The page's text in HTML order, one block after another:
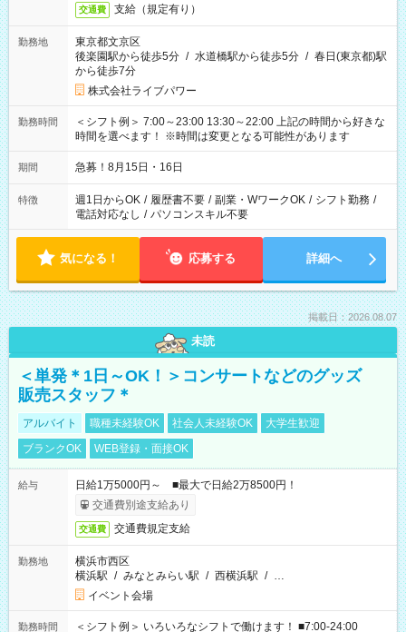
交通費 支給（規定有り）
勤務地
東京都文京区
後楽園駅から徒歩5分 / 水道橋駅から徒歩5分 / 春日(東京都)駅
から徒歩7分
株式会社ライブパワー
勤務時間
＜シフト例＞ 7:00～23:00 13:30～22:00 上記の時間から好きな
時間を選べます！ ※時間は変更となる可能性があります
期間 急募！8月15日・16日
特徴 週1日からOK / 履歴書不要 / 副業・WワークOK / シフト勤務 /
電話対応なし / パソコンスキル不要
気になる！ 応募する 詳細へ
掲載日：2026.08.07
未読
＜単発＊1日～OK！＞コンサートなどのグッズ
販売スタッフ＊
アルバイト 職種未経験OK 社会人未経験OK
大学生歓迎
ブランクOK
WEB登録・面接OK
給与
日給1万5000円～ ■最大で日給2万8500円！
交通費別途支給あり
交通費 交通費規定支給
勤務地
横浜市西区
横浜駅 / みなとみらい駅 / 西横浜駅 / …
イベント会場
勤務時間 ＜シフト例＞ いろいろなシフトで働けます！ ■7:00-24:00